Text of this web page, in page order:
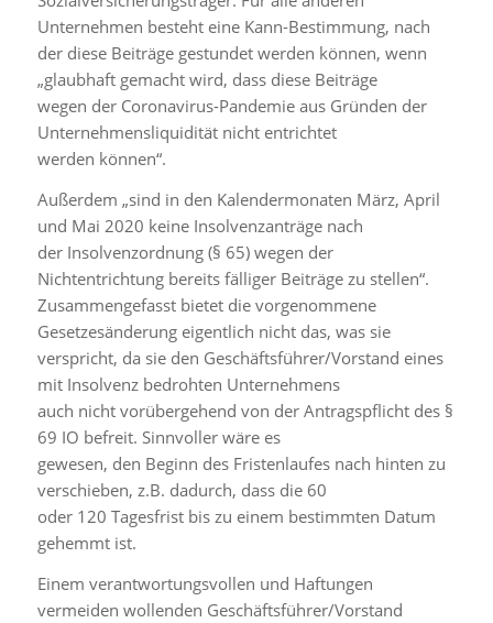
Unternehmen besteht eine Kann-Bestimmung, nach
der diese Beiträge gestundet werden können, wenn
„glaubhaft gemacht wird, dass diese Beiträge
wegen der Coronavirus-Pandemie aus Gründen der
Unternehmensliquidität nicht entrichtet
werden können“.
Außerdem „sind in den Kalendermonaten März, April
und Mai 2020 keine Insolvenzanträge nach
der Insolvenzordnung (§ 65) wegen der
Nichtentrichtung bereits fälliger Beiträge zu stellen“.
Zusammengefasst bietet die vorgenommene
Gesetzesänderung eigentlich nicht das, was sie
verspricht, da sie den Geschäftsführer/Vorstand eines
mit Insolvenz bedrohten Unternehmens
auch nicht vorübergehend von der Antragspflicht des §
69 IO befreit. Sinnvoller wäre es
gewesen, den Beginn des Fristenlaufes nach hinten zu
verschieben, z.B. dadurch, dass die 60
oder 120 Tagesfrist bis zu einem bestimmten Datum
gehemmt ist.
Einem verantwortungsvollen und Haftungen
vermeiden wollenden Geschäftsführer/Vorstand